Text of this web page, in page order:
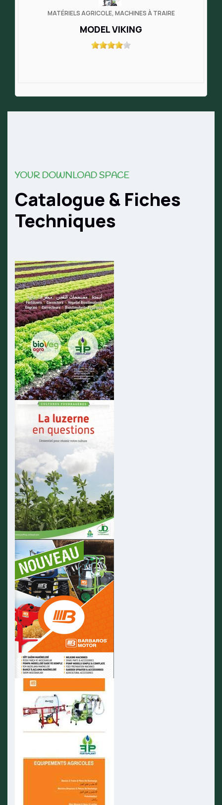
MATÉRIELS AGRICOLE, MACHINES À TRAIRE
MODEL VIKING
YOUR DOWNLOAD SPACE
Catalogue & Fiches
Techniques